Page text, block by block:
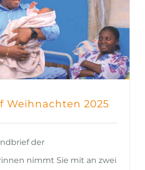
Weihnachten 2025
der
nimmt Sie mit an zwei